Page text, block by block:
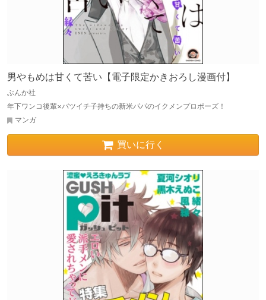
男やもめは甘くて苦い【電子限定かきおろし漫画付】
ぶんか社
年下ワンコ後輩×バツイチ子持ちの新米パパのイクメンプロポーズ！
マンガ
買いに行く